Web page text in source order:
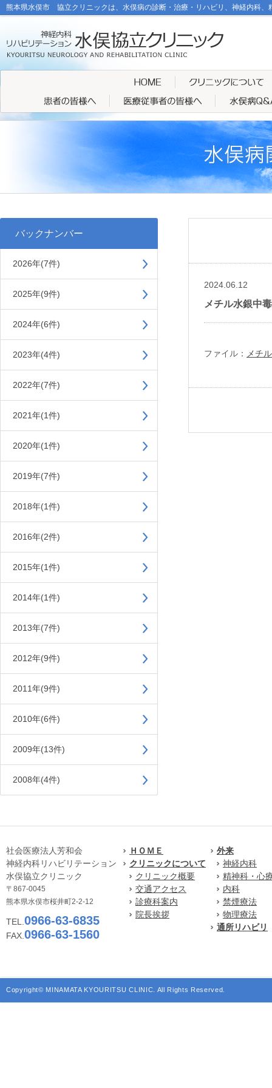
熊本県水俣市 協立クリニックは、水俣病の診断・治療・リハビリ、神経内科、
バックナンバー
2026年(7件)
2025年(9件)
2024年(6件)
2023年(4件)
2022年(7件)
2021年(1件)
2020年(1件)
2019年(7件)
2018年(1件)
2016年(2件)
2015年(1件)
2014年(1件)
2013年(7件)
2012年(9件)
2011年(9件)
2010年(6件)
2009年(13件)
2008年(4件)
2024.06.12
メチル水銀中
ファイル： メチ
社会医療法人芳和会
神経内科リハビリテーション
水俣協立クリニック
〒867-0045
熊本県水俣市桜井町2-2-12
TEL. 0966-63-6835
FAX. 0966-63-1560
ＨＯＭＥ
クリニックについて
クリニック概要
交通アクセス
診療科案内
院長挨拶
外来
神経内科
精神科・心
内科
禁煙療法
物理療法
通所リハビリ
Copyright© MINAMATA KYOURITSU CLINIC. All Rights Reserved.